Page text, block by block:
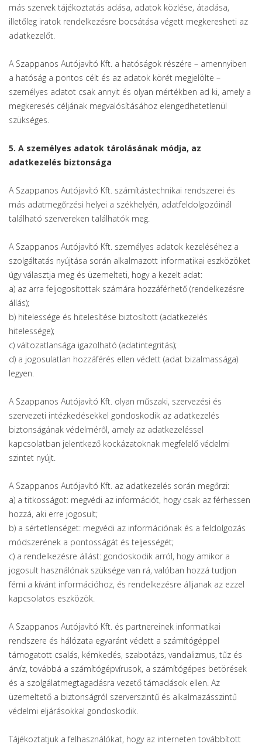
más szervek tájékoztatás adása, adatok közlése, átadása,
illetőleg iratok rendelkezésre bocsátása végett megkeresheti az
adatkezelőt.
A Szappanos Autójavító Kft. a hatóságok részére – amennyiben
a hatóság a pontos célt és az adatok körét megjelölte –
személyes adatot csak annyit és olyan mértékben ad ki, amely a
megkeresés céljának megvalósításához elengedhetetlenül
szükséges.
5. A személyes adatok tárolásának módja, az
adatkezelés biztonsága
A Szappanos Autójavító Kft. számítástechnikai rendszerei és
más adatmegőrzési helyei a székhelyén, adatfeldolgozóinál
található szervereken találhatók meg.
A Szappanos Autójavító Kft. személyes adatok kezeléséhez a
szolgáltatás nyújtása során alkalmazott informatikai eszközöket
úgy választja meg és üzemelteti, hogy a kezelt adat:
a) az arra feljogosítottak számára hozzáférhető (rendelkezésre
állás);
b) hitelessége és hitelesítése biztosított (adatkezelés
hitelessége);
c) változatlansága igazolható (adatintegritás);
d) a jogosulatlan hozzáférés ellen védett (adat bizalmassága)
legyen.
A Szappanos Autójavító Kft. olyan műszaki, szervezési és
szervezeti intézkedésekkel gondoskodik az adatkezelés
biztonságának védelméről, amely az adatkezeléssel
kapcsolatban jelentkező kockázatoknak megfelelő védelmi
szintet nyújt.
A Szappanos Autójavító Kft. az adatkezelés során megőrzi:
a) a titkosságot: megvédi az információt, hogy csak az férhessen
hozzá, aki erre jogosult;
b) a sértetlenséget: megvédi az információnak és a feldolgozás
módszerének a pontosságát és teljességét;
c) a rendelkezésre állást: gondoskodik arról, hogy amikor a
jogosult használónak szüksége van rá, valóban hozzá tudjon
férni a kívánt információhoz, és rendelkezésre álljanak az ezzel
kapcsolatos eszközök.
A Szappanos Autójavító Kft. és partnereinek informatikai
rendszere és hálózata egyaránt védett a számítógéppel
támogatott csalás, kémkedés, szabotázs, vandalizmus, tűz és
árvíz, továbbá a számítógépvírusok, a számítógépes betörések
és a szolgálatmegtagadásra vezető támadások ellen. Az
üzemeltető a biztonságról szerverszintű és alkalmazásszintű
védelmi eljárásokkal gondoskodik.
Tájékoztatjuk a felhasználókat, hogy az interneten továbbított